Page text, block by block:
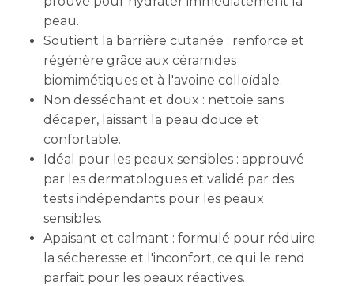
peau.
Soutient la barrière cutanée : renforce et
régénère grâce aux céramides
biomimétiques et à l'avoine colloïdale.
Non desséchant et doux : nettoie sans
décaper, laissant la peau douce et
confortable.
Idéal pour les peaux sensibles : approuvé
par les dermatologues et validé par des
tests indépendants pour les peaux
sensibles.
Apaisant et calmant : formulé pour réduire
la sécheresse et l'inconfort, ce qui le rend
parfait pour les peaux réactives.